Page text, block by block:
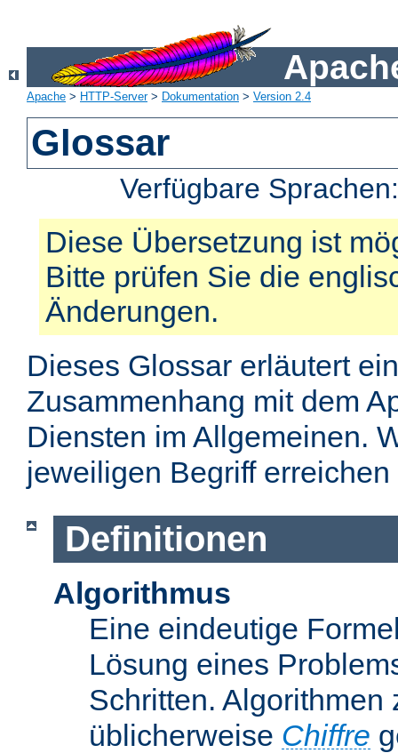
Apache > HTTP-Server> Dokumentation > Version 2.4
Glossar
Verfügbare
Diese Übersetzung ist
Bitte prüfen Sie die
Änderungen.
Dieses Glossar erläutert
Zusammenhang mit dem
Diensten im Allgemeinen.
jeweiligen Begriff
Definitionen
Algorithmus
Eine eindeutige
Lösung eines
Schritten.
üblicherweise Chiffre